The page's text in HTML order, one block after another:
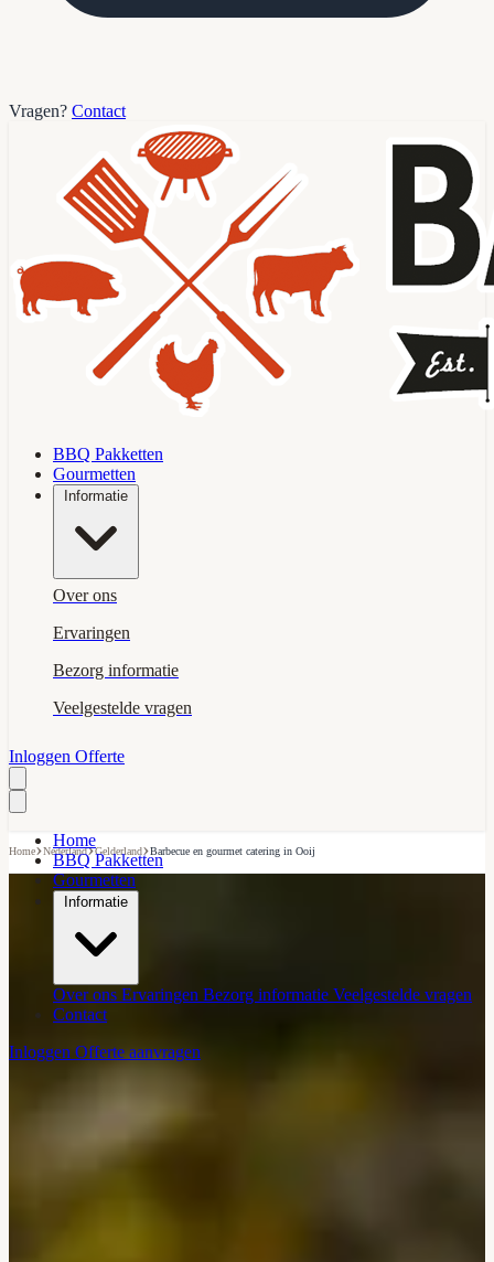
Vragen? Contact
BBQ Pakketten
Gourmetten
Informatie
Over ons
Ervaringen
Bezorg informatie
Veelgestelde vragen
Inloggen Offerte
Home
BBQ Pakketten
Gourmetten
Informatie
Over ons Ervaringen Bezorg informatie Veelgestelde vragen
Contact
Inloggen Offerte aanvragen
Home›Nederland›Gelderland›Barbecue en gourmet catering in Ooij